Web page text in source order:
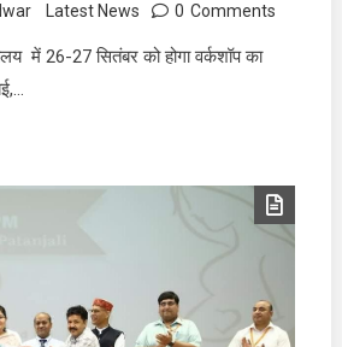
Latest News 0 Comments
में 26-27 सितंबर को होगा वर्कशॉप का